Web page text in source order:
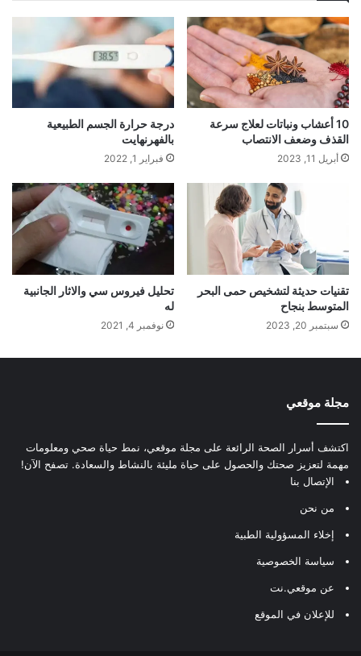
10 أعشاب ونباتات لعلاج سرعة
القذف وضعف الانتصاب
أبريل 11, 2023
درجة حرارة الجسم الطبيعية
بالفهرنهايت
فبراير 1, 2022
تقنيات حديثة لتشخيص حمى البحر
المتوسط بنجاح
سبتمبر 20, 2023
تحليل فيروس سي والاثار الجانبية
له
نوفمبر 4, 2021
مجلة موقعي
اكتشف أسرار الصحة الرائعة على مجلة موقعي، نمط حياة صحي ومعلومات
مهمة لتعزيز صحتك والحصول على حياة مليئة بالنشاط والسعادة. تصفح الآن!
الإتصال بنا
من نحن
إخلاء المسؤولية الطبية
سياسة الخصوصية
عن موقعي.نت
للإعلان في الموقع